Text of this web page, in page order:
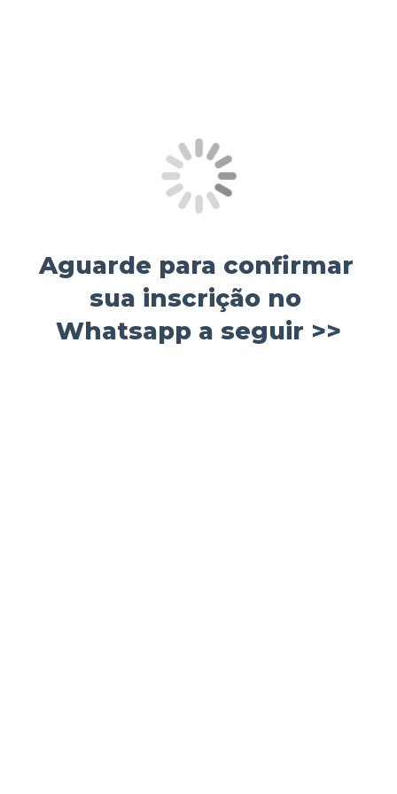
Aguarde para confirmar
sua inscrição no
Whatsapp a seguir >>